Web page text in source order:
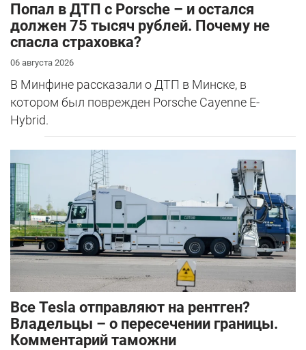
​Попал в ДТП с Porsche – и остался
должен 75 тысяч рублей. Почему не
спасла страховка?
06 августа 2026
В Минфине рассказали о ДТП в Минске, в
котором был поврежден Porsche Cayenne E-
Hybrid.
Все Tesla отправляют на рентген?
Владельцы – о пересечении границы.
Комментарий таможни